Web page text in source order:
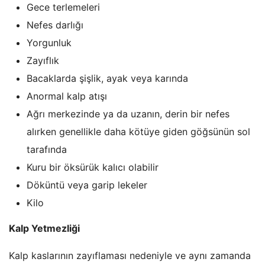
Gece terlemeleri
Nefes darlığı
Yorgunluk
Zayıflık
Bacaklarda şişlik, ayak veya karında
Anormal kalp atışı
Ağrı merkezinde ya da uzanın, derin bir nefes
alırken genellikle daha kötüye giden göğsünün sol
tarafında
Kuru bir öksürük kalıcı olabilir
Döküntü veya garip lekeler
Kilo
Kalp Yetmezliği
Kalp kaslarının zayıflaması nedeniyle ve aynı zamanda